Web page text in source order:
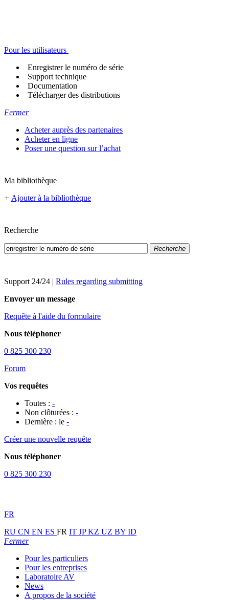
Pour les utilisateurs
Enregistrer le numéro de série
Support technique
Documentation
Télécharger des distributions
Fermer
Acheter auprès des partenaires
Acheter en ligne
Poser une question sur l’achat
Ma bibliothèque
+ Ajouter à la bibliothèque
Recherche
Recherche
Support 24/24 | Rules regarding submitting
Envoyer un message
Requête à l'aide du formulaire
Nous téléphoner
0 825 300 230
Forum
Vos requêtes
Toutes : -
Non clôturées : -
Dernière : le -
Créer une nouvelle requête
Nous téléphoner
0 825 300 230
FR
RU CN EN ES FR IT JPKZ UZ BY ID
Fermer
Pour les particuliers
Pour les entreprises
Laboratoire AV
News
A propos de la société